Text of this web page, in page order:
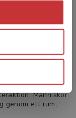
människa
Människor
genom ett rum,